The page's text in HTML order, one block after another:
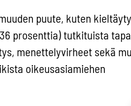
puute, kuten
prosenttia) tutkituista
menettelyvirheet sekä
oikeusasiamiehen